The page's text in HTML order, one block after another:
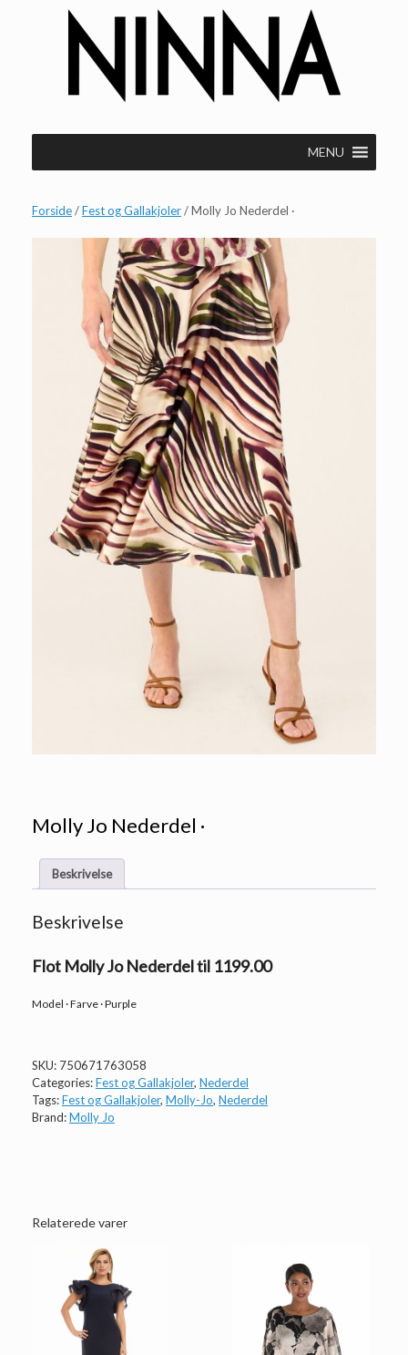
MENU
Forside/Fest og Gallakjoler/ Molly Jo Nederdel ·
Molly Jo Nederdel ·
Beskrivelse
Beskrivelse
Flot Molly Jo Nederdel til 1199.00
Model · Farve · Purple
SKU: 750671763058
Categories:Fest og Gallakjoler, Nederdel
Tags:Fest og Gallakjoler, Molly-Jo, Nederdel
Brand:Molly Jo
Relaterede varer